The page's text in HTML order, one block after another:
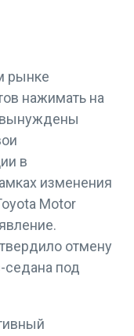
рынке
нажимать на
вынуждены
в
изменения
Motor
отмену
седана под